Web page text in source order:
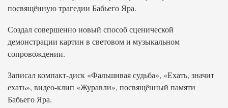
посвящённую трагедии Бабьего Яра.
Создал совершенно новый способ сценической
демонстрации картин в световом и музыкальном
сопровождении.
Записал компакт-диск «Фальшивая судьба», «Ехать, значит
ехать», видео-клип «Журавли», посвящённый памяти
Бабьего Яра.